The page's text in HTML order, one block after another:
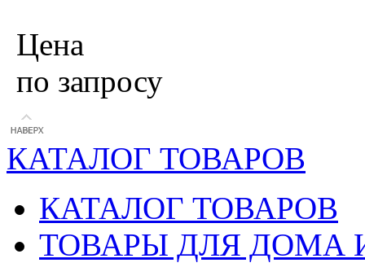
Цена
по запросу
КАТАЛОГ ТОВАРОВ
КАТАЛОГ ТОВАРОВ
ТОВАРЫ ДЛЯ ДОМА